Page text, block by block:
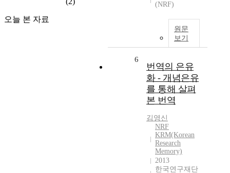
오늘 본 자료
(NRF)
원문
보기
6
번역의 은유
화 - 개념은유
를 통해 살펴
본 번역
김영신
NRF
KRM(Korean
Research
Memory)
2013
한국연구재단